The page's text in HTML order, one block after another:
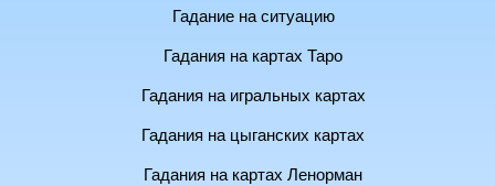
Гадание на ситуацию
Гадания на картах Таро
Гадания на игральных картах
Гадания на цыганских картах
Гадания на картах Ленорман